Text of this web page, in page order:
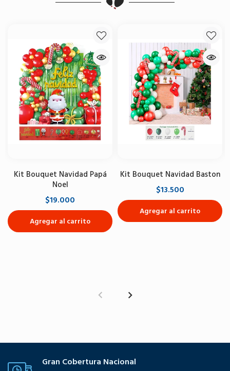
Kit Bouquet Navidad Papá
Noel
$19.000
Agregar al carrito
Kit Bouquet Navidad Baston
$13.500
Agregar al carrito
Gran Cobertura Nacional